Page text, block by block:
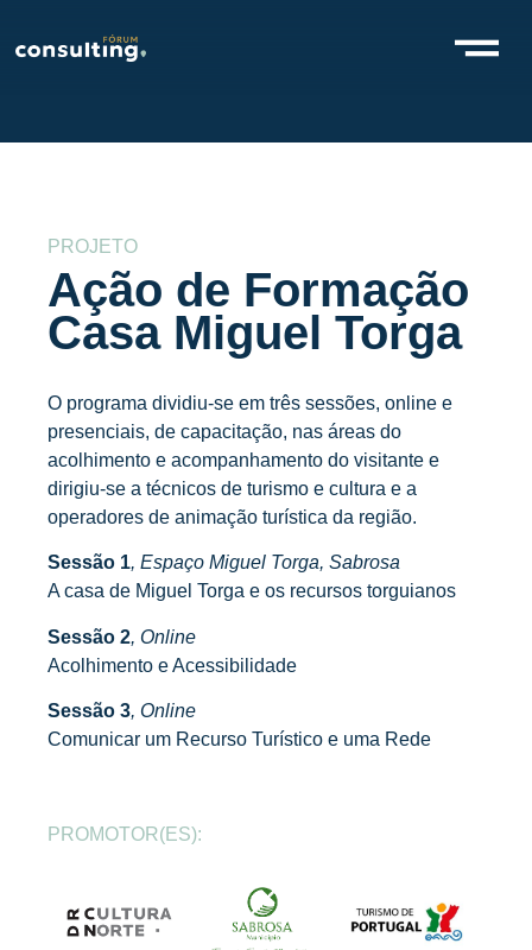
PROJETO
Ação de Formação
Casa Miguel Torga
O programa dividiu-se em três sessões, online e
presenciais, de capacitação, nas áreas do
acolhimento e acompanhamento do visitante e
dirigiu-se a técnicos de turismo e cultura e a
operadores de animação turística da região.
Sessão 1, Espaço Miguel Torga, Sabrosa
A casa de Miguel Torga e os recursos torguianos
Sessão 2, Online
Acolhimento e Acessibilidade
Sessão 3, Online
Comunicar um Recurso Turístico e uma Rede
PROMOTOR(ES):